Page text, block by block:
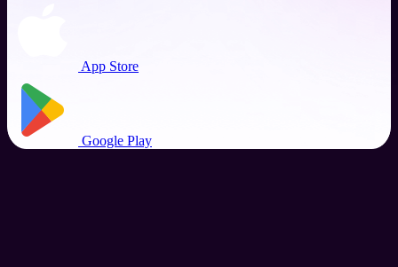
App Store
Google Play